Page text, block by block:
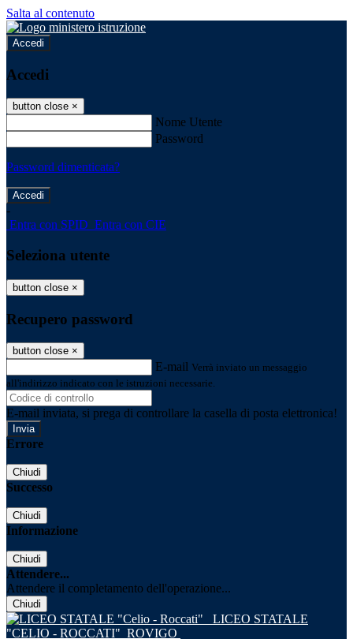
Salta al contenuto
Accedi
Accedi
button close ×
Nome Utente
Password
Password dimenticata?
-
Entra con SPID Entra con CIE
Seleziona utente
button close ×
Recupero password
button close ×
E-mail Verrà inviato un messaggio
all'indirizzo indicato con le istruzioni necessarie.
E-mail inviata, si prega di controllare la casella di posta elettronica!
Errore
Chiudi
Successo
Chiudi
Informazione
Chiudi
Attendere...
Attendere il completamento dell'operazione...
Chiudi
LICEO STATALE
"CELIO - ROCCATI" ROVIGO